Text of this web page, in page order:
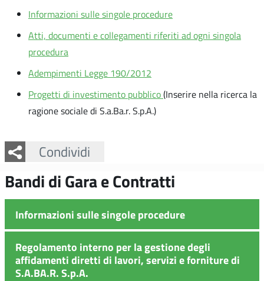
Informazioni sulle singole procedure
Atti, documenti e collegamenti riferiti ad ogni singola
procedura
Adempimenti Legge 190/2012
Progetti di investimento pubblico(Inserire nella ricerca la
ragione sociale di S.a.Ba.r. S.p.A.)
Condividi
Facebook
Twitter
Whatsapp
Bandi di Gara e Contratti
Informazioni sulle singole procedure
Regolamento interno per la gestione degli
affidamenti diretti di lavori, servizi e forniture di
S.A.BA.R. S.p.A.